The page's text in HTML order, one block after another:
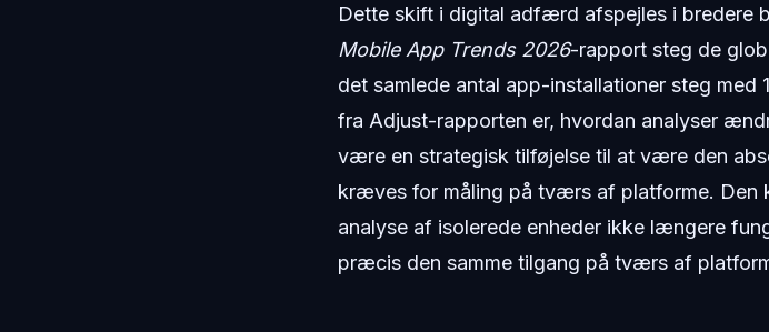
Dette skift i digital adfærd afspejles i bredere
Mobile App Trends 2026-rapport steg de
det samlede antal app-installationer steg med
fra Adjust-rapporten er, hvordan analyser
være en strategisk tilføjelse til at være den
kræves for måling på tværs af platforme. Den
analyse af isolerede enheder ikke længere
præcis den samme tilgang på tværs af